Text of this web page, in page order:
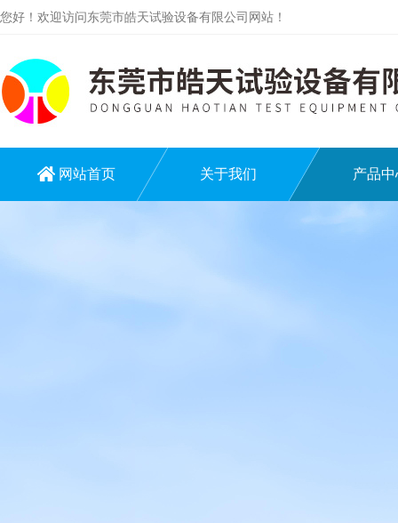
您好！欢迎访问东莞市皓天试验设备有限公司网站！
网站首页 关于我们 产品中